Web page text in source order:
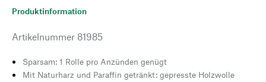
Produktinformation
Artikelnummer 81985
Sparsam: 1 Rolle pro Anzünden genügt
Mit Naturharz und Paraffin getränkt: gepresste Holzwolle